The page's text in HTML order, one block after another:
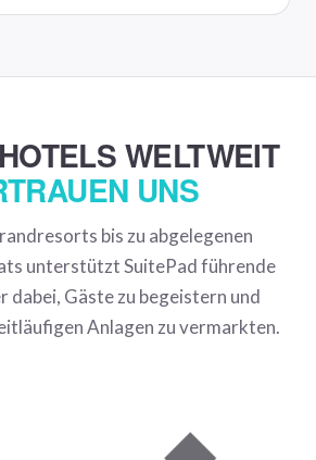
WELTWEIT
UNS
bis zu abgelegenen
unterstützt SuitePad führende
dabei, Gäste zu begeistern und
Anlagen zu vermarkten.